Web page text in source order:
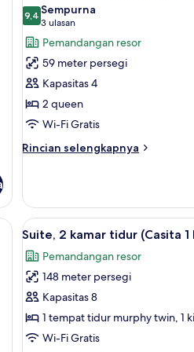
King
(Casita)
foto
untuk
Suite
Junior,
2
Tempat
Tidur
Queen
9,49,4 dari 10
Sempurna
3 ulasan
(3
ulasan)
Pemandangan resor
59 meter persegi
Kapasitas 4
2 queen
Wi-Fi Gratis
Rincian selengkapnya
Rincian
Suite
Junior,
2
Tidur
Queen
bantalan ekstra lembut, dan minibar
Lihat
semua
foto
untuk
Suite,
2
kamar
6
Suite, 2 kamar tidur (Casita
Pemandangan resor
148 meter persegi
Kapasitas 8
1 tempat tidur murphy twin, 1
Wi-Fi Gratis